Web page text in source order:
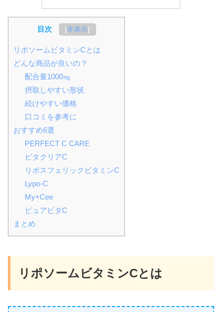
目次 [非表示]
リポソームビタミンCとは
どんな商品が良いの？
配合量1000㎎
摂取しやすい形状
続けやすい価格
口コミを参考に
おすすめ6選
PERFECT C CARE
ビタクリアC
リポスフェリックビタミンC
Lypo-C
My+Cee
ピュアビタC
まとめ
リポソームビタミンCとは